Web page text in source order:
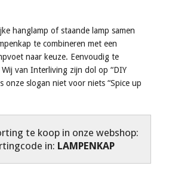
hanglamp of staande lamp samen
te combineren met een
naar keuze. Eenvoudig te
van Interliving zijn dol op “DIY
onze slogan niet voor niets “Spice up
te koop in onze webshop:
in: LAMPENKAP